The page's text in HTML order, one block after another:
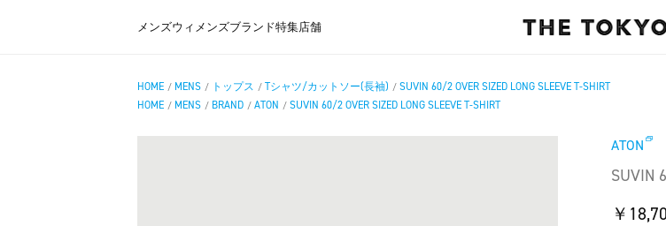
メンズウィメンズブランド特集店舗
HOME / MENS / トップス / Tシャツ/カットソー(長袖) / SUVIN 60/2 OVER SIZED LONG SLEEVE T-SHIRT
HOME / MENS / BRAND / ATON / SUVIN 60/2 OVER SIZED LONG SLEEVE T-SHIRT
ATON
SUVIN
￥